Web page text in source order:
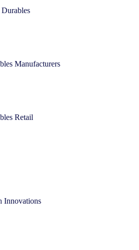
Manufacturers
Retail
Innovations